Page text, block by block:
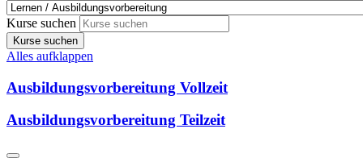
Kurse suchen
Kurse suchen
Alles aufklappen
Ausbildungsvorbereitung Vollzeit
Ausbildungsvorbereitung Teilzeit